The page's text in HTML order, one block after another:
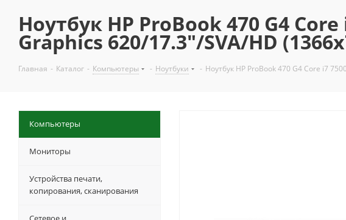
Ноутбук HP ProBook 470 G4
Graphics 620/17.3"/SVA/HD
Главная - Каталог - Компьютеры - Ноутбуки - Ноутбук HP ProBook 470 G4 Core i7
Компьютеры
Мониторы
Устройства печати,
копирования, сканирования